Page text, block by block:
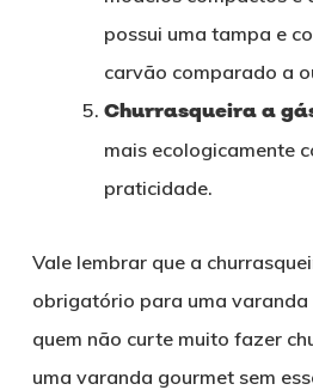
possui uma tampa e
carvão comparado a
Churrasqueira a
mais ecologicamente
praticidade.
Vale lembrar que a
obrigatório para uma varanda
quem não curte muito fazer
uma varanda gourmet sem